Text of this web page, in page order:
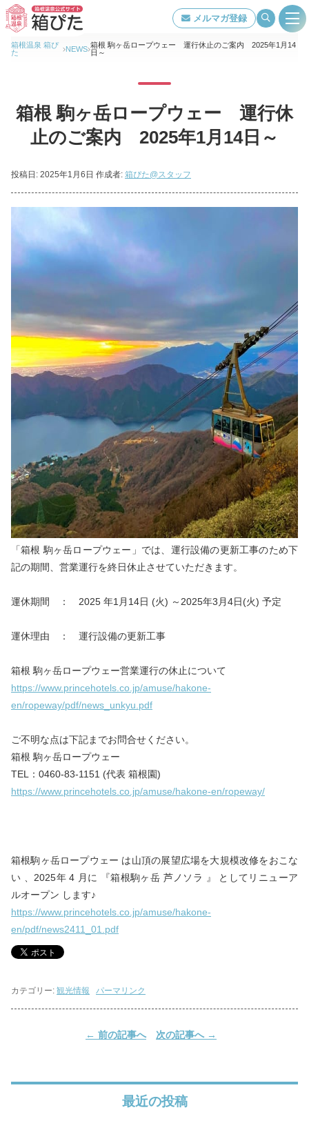
メルマガ登録
箱根温泉について
泉質・効能
交通アクセス
著作権について
プライバシーポリシー
お問合せ
お役立ちリンク集
「箱ぴた」NEWS 箱ペディア
language
ENCHTW KO
箱根温泉 箱ぴ
た
NEWS 箱根 駒ヶ岳ロープウェー 運行休止のご案内 2025年1月14
日～
箱根 駒ヶ岳ロープウェー 運行休
止のご案内 2025年1月14日～
投稿日: 2025年1月6日 作成者: 箱ぴた@スタッフ
「箱根 駒ヶ岳ロープウェー」では、運行設備の更新工事のため下
記の期間、営業運行を終日休止させていただきます。
運休期間 ： 2025 年1月14日 (火) ～2025年3月4日(火) 予定
運休理由 ： 運行設備の更新工事
箱根 駒ヶ岳ロープウェー営業運行の休止について
https://www.princehotels.co.jp/amuse/hakone-
en/ropeway/pdf/news_unkyu.pdf
ご不明な点は下記までお問合せください。
箱根 駒ヶ岳ロープウェー
TEL：0460‐83‐1151 (代表 箱根園)
https://www.princehotels.co.jp/amuse/hakone-en/ropeway/
箱根駒ヶ岳ロープウェー は山頂の展望広場を大規模改修をおこな
い 、2025年 4 月に 『箱根駒ヶ岳 芦ノソラ 』 としてリニューア
ルオープン します♪
https://www.princehotels.co.jp/amuse/hakone-
en/pdf/news2411_01.pdf
カテゴリー: 観光情報 パーマリンク
← 前の記事へ 次の記事へ →
最近の投稿